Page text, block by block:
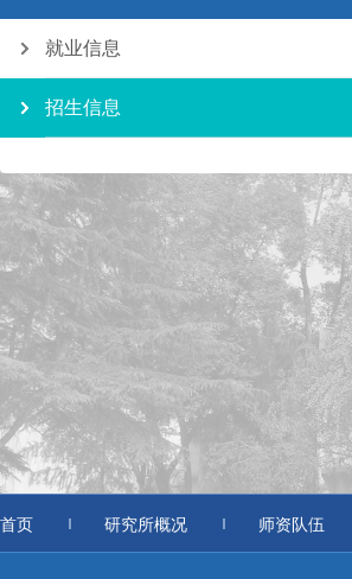
就业信息
招生信息
首页 研究所概况 师资队伍